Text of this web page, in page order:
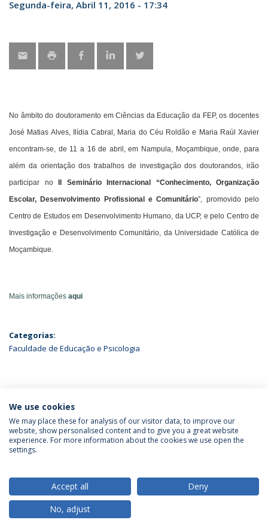
Segunda-feira, Abril 11, 2016 - 17:34
No âmbito do doutoramento em Ciências da Educação da FEP, os docentes
José Matias Alves, Ilídia Cabral, Maria do Céu Roldão e Maria Raúl Xavier
encontram-se, de 11 a 16 de abril, em Nampula, Moçambique, onde, para
além da orientação dos trabalhos de investigação dos doutorandos, irão
participar no
II Seminário Internacional “Conhecimento, Organização
Escolar, Desenvolvimento Profissional e Comunitário”, promovido pelo
Centro de Estudos em Desenvolvimento Humano, da UCP, e pelo Centro de
Investigação e Desenvolvimento Comunitário, da Universidade Católica de
Moçambique.
Mais informações aqui
Categorias:
Faculdade de Educação e Psicologia
ÚLTIMAS NOTÍCIAS
Política de Privacidade
Termos & Condições
© 2026 Universidade Católica Portuguesa
We use cookies
We may place these for analysis of our visitor data, to improve our
website, show personalised content and to give you a great website
experience. For more information about the cookies we use open the
settings.
Accept all
Deny
No, adjust